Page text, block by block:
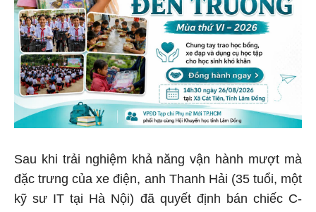
Sau khi trải nghiệm khả năng vận hành mượt mà
đặc trưng của xe điện, anh Thanh Hải (35 tuổi, một
kỹ sư IT tại Hà Nội) đã quyết định bán chiếc C-